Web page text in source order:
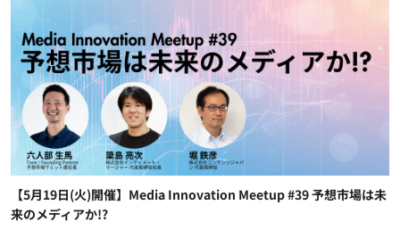
【5月19日(火)開催】Media Innovation Meetup #39 予想市場は未
来のメディアか!?